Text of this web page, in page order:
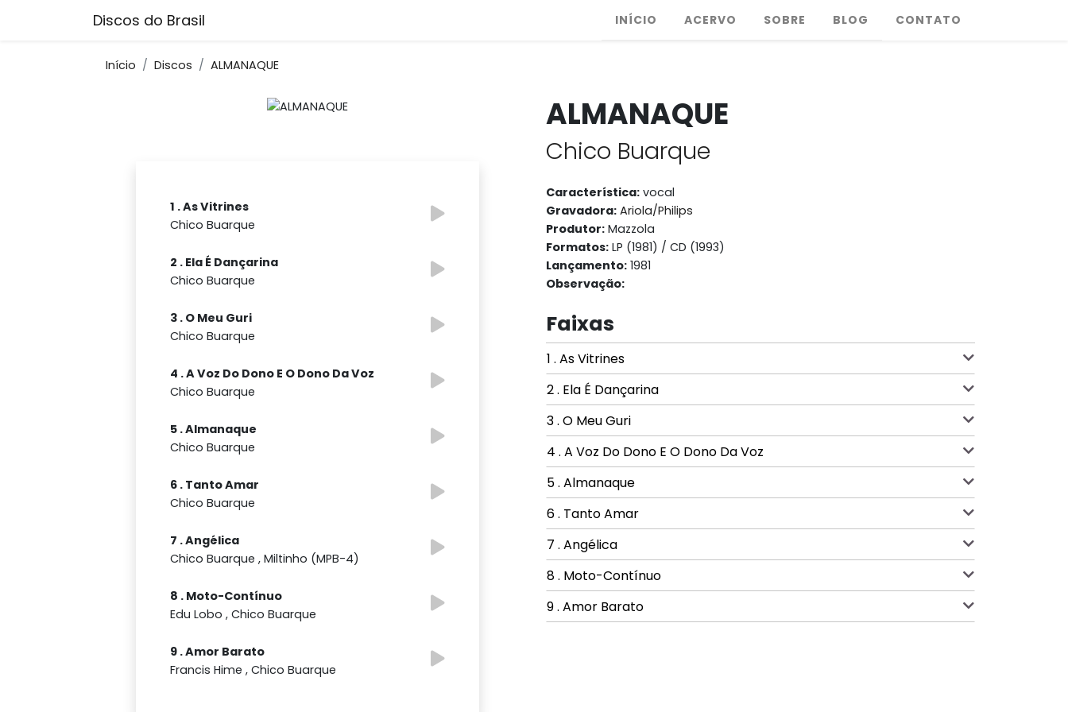
Discos do Brasil INÍCIO ACERVO SOBRE BLOG CONTATO
Início Discos ALMANAQUE
1 . As Vitrines
Chico Buarque
2 . Ela É Dançarina
Chico Buarque
3 . O Meu Guri
Chico Buarque
4 . A Voz Do Dono E O Dono Da Voz
Chico Buarque
5 . Almanaque
Chico Buarque
6 . Tanto Amar
Chico Buarque
7 . Angélica
Chico Buarque , Miltinho (MPB-4)
8 . Moto-Contínuo
Edu Lobo , Chico Buarque
9 . Amor Barato
Francis Hime , Chico Buarque
ALMANAQUE
Chico Buarque
Característica: vocal
Gravadora: Ariola/Philips
Produtor: Mazzola
Formatos: LP (1981) / CD (1993)
Lançamento: 1981
Observação:
Faixas
1 . As Vitrines
2 . Ela É Dançarina
3 . O Meu Guri
4 . A Voz Do Dono E O Dono Da Voz
5 . Almanaque
6 . Tanto Amar
7 . Angélica
8 . Moto-Contínuo
9 . Amor Barato